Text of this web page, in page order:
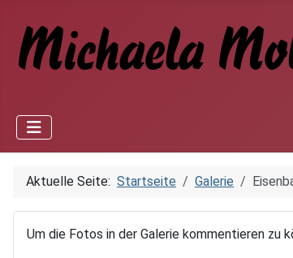
Aktuelle Seite: Startseite Galerie
Um die Fotos in der Galerie kommentieren zu